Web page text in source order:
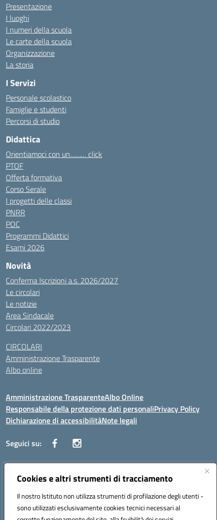
Cookies e altri strumenti di tracciamento
Il nostro Istituto non utilizza strumenti di profilazione degli utenti -
sono utilizzati esclusivamente cookies tecnici necessari al
Presentazione
I luoghi
I numeri della scuola
Le carte della scuola
Organizzazione
La storia
I Servizi
Personale scolastico
Famiglie e studenti
Percorsi di studio
Didattica
Orientiamoci con un……… click
PTOF
Offerta formativa
Corso Serale
I progetti delle classi
PNRR
POC
Programmi Didattici
Esami 2026
Novità
Conferma Iscrizioni a.s. 2026/2027
Le circolari
Le notizie
Area Sindacale
Circolari 2022/2023
CIRCOLARI
Amministrazione Trasparente
Albo online
Amministrazione TrasparenteAlbo Online
Responsabile della protezione dati personaliPrivacy Policy
Dichiarazione di accessibilitàNote legali
Seguici su:
Indirizzo:Corso Vittorio Emanuele, 27 90133 - Palermo
Posta elettronica certificata (PEC):pais03600r@pec.istruzione.it
Codice fiscale: 97308550827